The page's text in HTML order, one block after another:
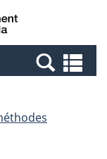
Canada
et